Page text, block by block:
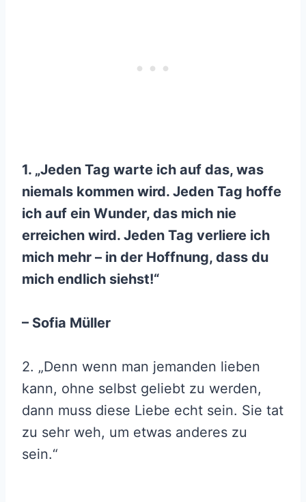
1. „Jeden Tag warte ich auf das, was
niemals kommen wird. Jeden Tag hoffe
ich auf ein Wunder, das mich nie
erreichen wird. Jeden Tag verliere ich
mich mehr – in der Hoffnung, dass du
mich endlich siehst!“
– Sofia Müller
2. „Denn wenn man jemanden lieben
kann, ohne selbst geliebt zu werden,
dann muss diese Liebe echt sein. Sie tat
zu sehr weh, um etwas anderes zu
sein.“